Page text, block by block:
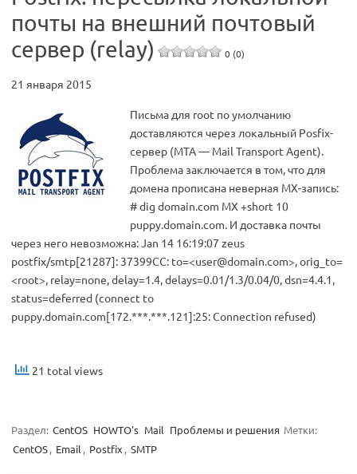
почты на внешний почтовый
сервер (relay)
0 (0)
21 января 2015
Письма для root по умолчанию
доставляются через локальный Posfix-
сервер (MTA — Mail Transport Agent).
Проблема заключается в том, что для
домена прописана неверная МХ-запись:
# dig domain.com MX +short 10
puppy.domain.com. И доставка почты
через него невозможна: Jan 14 16:19:07 zeus
postfix/smtp[21287]: 37399CC: to=<user@domain.com>, orig_to=
<root>, relay=none, delay=1.4, delays=0.01/1.3/0.04/0, dsn=4.4.1,
status=deferred (connect to
puppy.domain.com[172.***.***.121]:25: Connection refused)
21 total views
Раздел: CentOS HOWTO's Mail Проблемы и решения Метки:
CentOS, Email , Postfix , SMTP